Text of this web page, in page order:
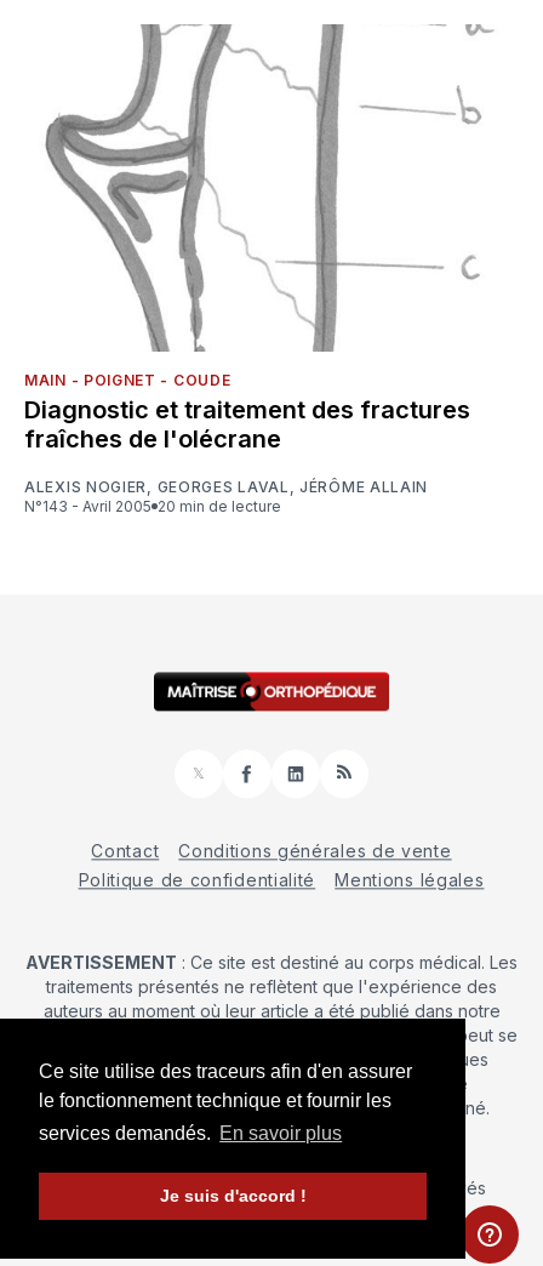
Ce site utilise des traceurs afin d'en assurer
le fonctionnement technique et fournir les
services demandés. En savoir plus
Je suis d'accord !
MAIN - POIGNET - COUDE
Diagnostic et traitement des fractures
fraîches de l'olécrane
ALEXIS NOGIER GEORGES LAVAL ,JÉRÔME ALLAIN
N°143 - Avril 2005
20 min de lecture
𝕏
FacebookLinkedInRSS
Contact
Conditions générales de vente
Politique de confidentialité
Mentions légales
AVERTISSEMENT : Ce site est destiné au corps médical. Les
traitements présentés ne reflètent que l'expérience des
auteurs au moment où leur article a été publié dans notre
journal. La décision d’une intervention chirurgicale ne peut se
prendre qu'après un examen clinique. Les techniques
publiées ici ne sauraient justifier une quelconque
revendication de la part d'un soignant ou d'un soigné.
© 2026 Maîtrise Orthopédique – Tous droits réservés